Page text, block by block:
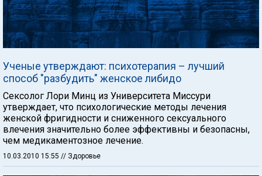
Ученые утверждают: психотерапия – лучший
способ "разбудить" женское либидо
Сексолог Лори Минц из Университета Миссури
утверждает, что психологические методы лечения
женской фригидности и сниженного сексуального
влечения значительно более эффективны и безопасны,
чем медикаментозное лечение.
10.03.2010 15:55 // Здоровье